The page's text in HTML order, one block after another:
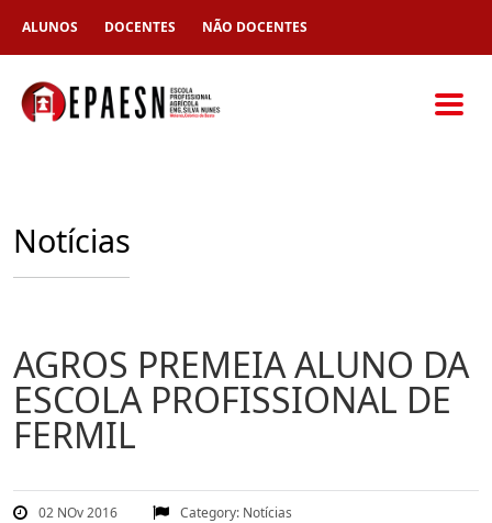
ALUNOS DOCENTES NÃO DOCENTES
Notícias
AGROS PREMEIA ALUNO DA
ESCOLA PROFISSIONAL DE
FERMIL
02 NOv 2016 Category: Notícias